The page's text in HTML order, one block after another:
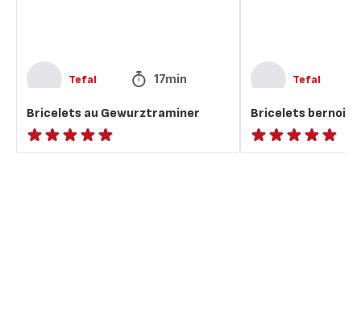
Tefal 17min
Bricelets au Gewurztraminer
ratings.NaN
Tefal
Bricelets bernois
ratings.NaN